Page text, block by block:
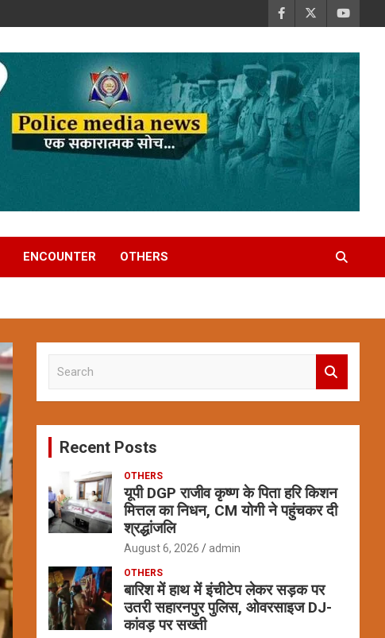
ENCOUNTER OTHERS
c
Recent Posts
OTHERS
यूपी DGP राजीव कृष्ण के पिता हरि किशन
मित्तल का निधन, CM योगी ने पहुंचकर दी
श्रद्धांजलि
August 6, 2026 admin
OTHERS
बारिश में हाथ में इंचीटेप लेकर सड़क पर
उतरी सहारनपुर पुलिस, ओवरसाइज DJ-
कांवड़ पर सख्ती